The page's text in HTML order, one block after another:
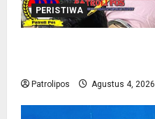
PERISTIWA
Patrolipos Agustus 4, 2026